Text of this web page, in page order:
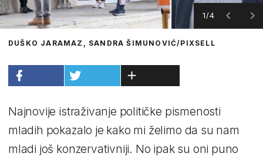
1/4
DUŠKO JARAMAZ, SANDRA ŠIMUNOVIĆ/PIXSELL
Najnovije istraživanje političke pismenosti
mladih pokazalo je kako mi želimo da su nam
mladi još konzervativniji. No ipak su oni puno